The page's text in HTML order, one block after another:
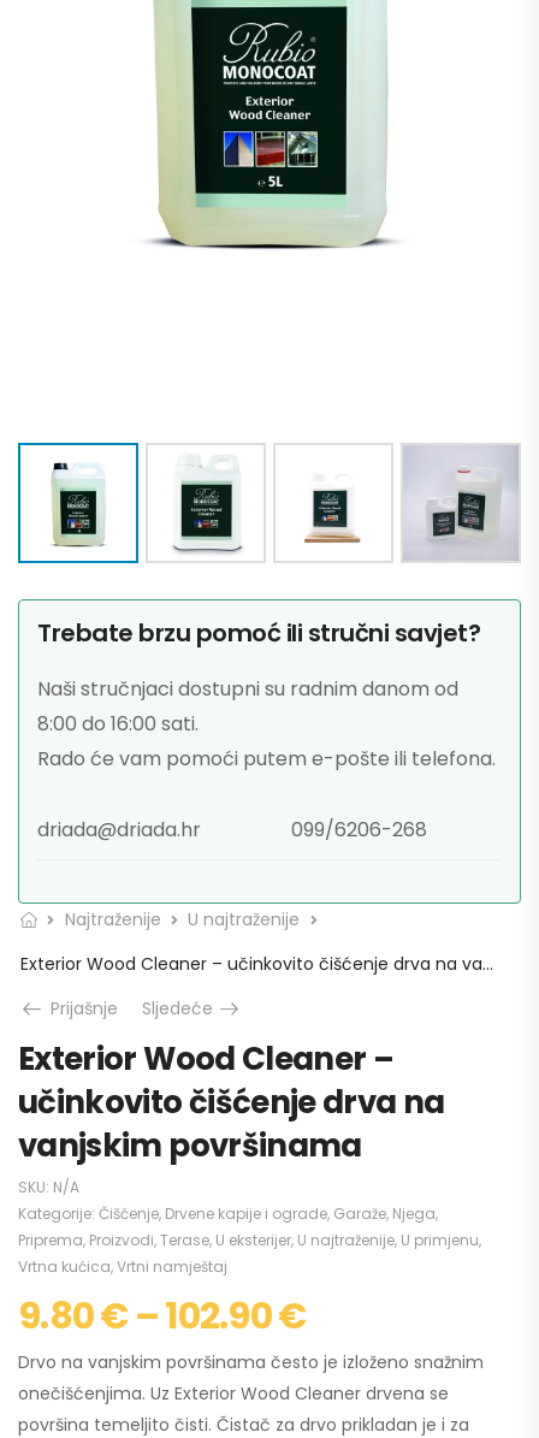
Trebate brzu pomoć ili stručni savjet?
Naši stručnjaci dostupni su radnim danom od
8:00 do 16:00 sati.
Rado će vam pomoći putem e-pošte ili telefona.
driada@driada.hr 099/6206-268
Najtraženije
U najtraženije
Exterior Wood Cleaner – učinkovito čišćenje drva na vanjskim površinama
Prijašnje
Sljedeće
Exterior Wood Cleaner –
učinkovito čišćenje drva na
vanjskim površinama
SKU: N/A
Kategorije: Čišćenje, Drvene kapije i ograde, Garaže, Njega,
Priprema, Proizvodi,Terase, U eksterijer, U najtraženije, U primjenu,
Vrtna kućica,Vrtni namještaj
9.80€–102.90€
Drvo na vanjskim površinama često je izloženo snažnim
onečišćenjima. Uz Exterior Wood Cleaner drvena se
površina temeljito čisti. Čistač za drvo prikladan je i za